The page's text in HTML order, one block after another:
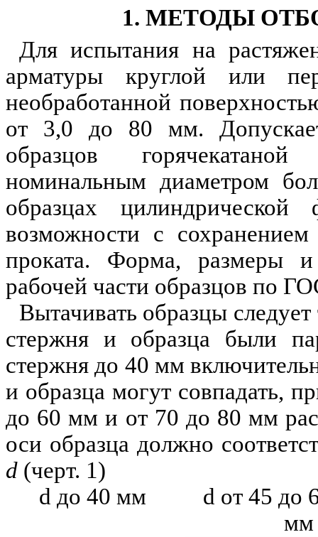
1. МЕТОДЫ
Для испытания на
арматуры круглой или
необработанной
от 3,0 до 80 мм.
образцов
номинальным диаметром
образцах
возможности с
проката. Форма, размеры и
рабочей части образцов по
Вытачивать образцы
стержня и образца были
стержня до 40 мм
и образца могут совпадать,
до 60 мм и от 70 до 80 мм
оси образца должно
d (черт. 1)
d до 40 мм d от 45
мм